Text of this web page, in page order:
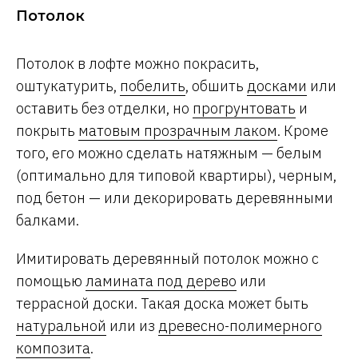
Потолок
Потолок в лофте можно покрасить,
оштукатурить, побелить, обшить досками или
оставить без отделки, но прогрунтовать и
покрыть матовым прозрачным лаком. Кроме
того, его можно сделать натяжным — белым
(оптимально для типовой квартиры), черным,
под бетон — или декорировать деревянными
балками.
Имитировать деревянный потолок можно с
помощью ламината под дерево или
террасной доски. Такая доска может быть
натуральной или из древесно-полимерного
композита.